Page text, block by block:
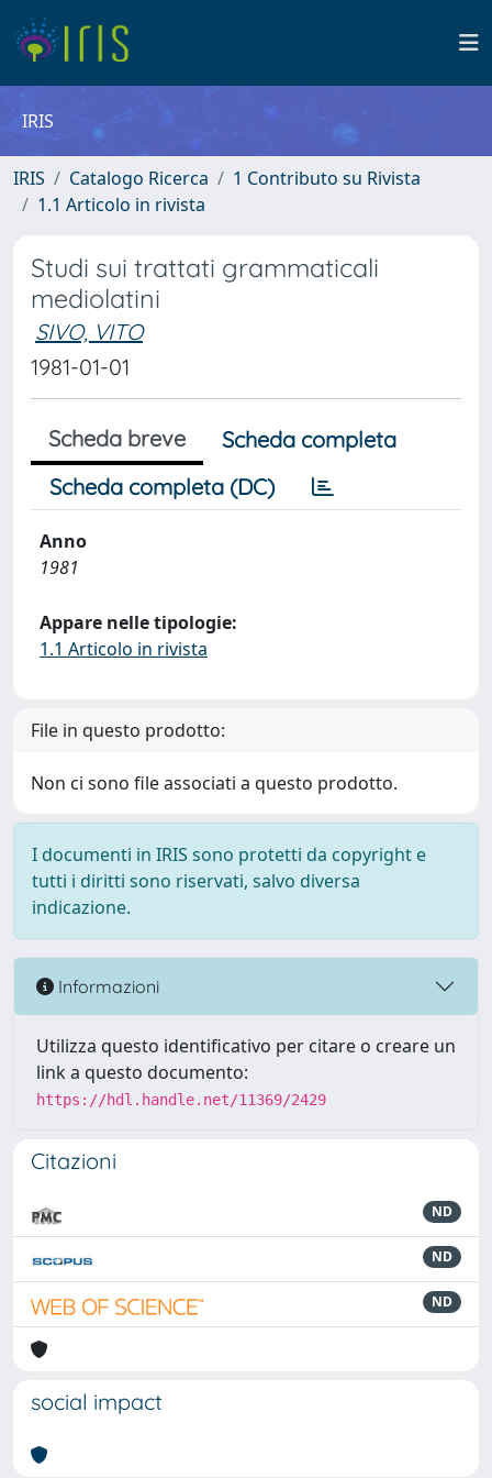
IRIS
IRIS Catalogo Ricerca
1 Contributo su Rivista
1.1 Articolo in rivista
Studi sui trattati grammaticali
mediolatini
SIVO, VITO
1981-01-01
Scheda breve
Scheda completa
Scheda completa (DC)
Anno
1981
Appare nelle tipologie:
1.1 Articolo in rivista
File in questo prodotto:
Non ci sono file associati a questo prodotto.
I documenti in IRIS sono protetti da copyright e
tutti i diritti sono riservati, salvo diversa
indicazione.
Informazioni
Utilizza questo identificativo per citare o creare un
link a questo documento:
https://hdl.handle.net/11369/2429
Citazioni
ND
ND
ND
social impact